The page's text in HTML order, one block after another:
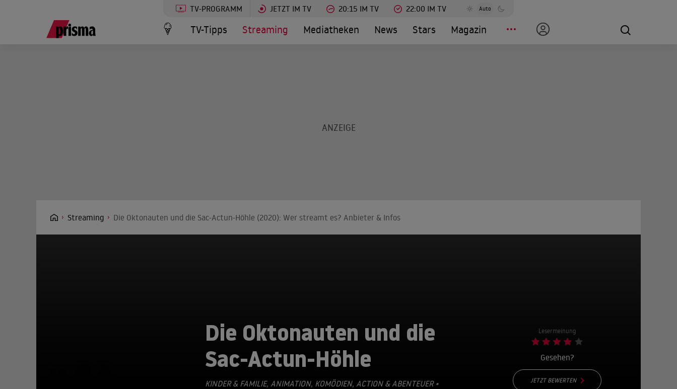
TV-PROGRAMM JETZT IM TV 20:15 IM TV 22:00 IM TV Auto
TV-Tipps Streaming Mediatheken News Stars Magazin
Streaming Die Oktonauten und die Sac-Actun-Höhle (2020): Wer streamt es? Anbieter & Infos
Die Oktonauten und die
Sac-Actun-Höhle
KINDER & FAMILIE, ANIMATION, KOMÖDIEN, ACTION & ABENTEUER•
Lesermeinung
Gesehen?
JETZT BEWERTEN